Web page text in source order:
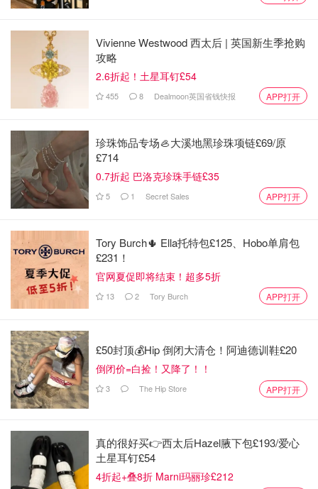
Vivienne Westwood 西太后 | 英国新生季抢购
攻略
2.6折起！土星耳钉£54
455 8 Dealmoon英国省钱快报 APP打开
珍珠饰品专场🦪大溪地黑珍珠项链£69/原
£714
0.7折起 巴洛克珍珠手链£35
5 1 Secret Sales APP打开
Tory Burch🌵 Ella托特包£125、Hobo单肩包
£231！
官网夏促即将结束！超多5折
13 2 Tory Burch APP打开
£50封顶💰Hip 倒闭大清仓！阿迪德训鞋£20
倒闭价=白捡！又降了！！
3 The Hip Store APP打开
真的很好买👉西太后Hazel腋下包£193/爱心
土星耳钉£54
4折起+叠8折 Marni玛丽珍£212